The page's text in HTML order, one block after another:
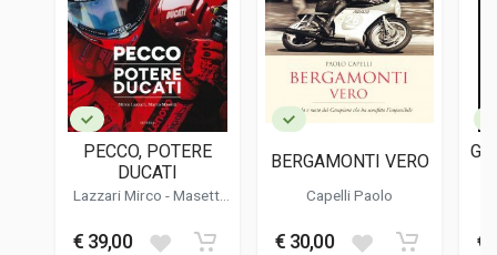
Associazione Otello Buscher
LINGUA DEL TESTO
DATA DI STAMPA
09/2010
22 x 30 x 1,5 cm
Informazioni aggiuntive
PECCO, POTERE
DUCATI
Lazzari Mirco -Masetti
€ 39,00
BERGAMONTI VERO
Capelli Paolo
€ 30,00 €